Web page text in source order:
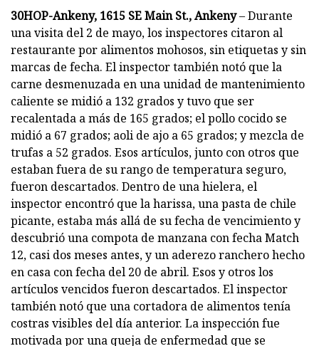
30HOP-Ankeny, 1615 SE Main St., Ankeny– Durante
una visita del 2 de mayo, los inspectores citaron al
restaurante por alimentos mohosos, sin etiquetas y sin
marcas de fecha. El inspector también notó que la
carne desmenuzada en una unidad de mantenimiento
caliente se midió a 132 grados y tuvo que ser
recalentada a más de 165 grados; el pollo cocido se
midió a 67 grados; aoli de ajo a 65 grados; y mezcla de
trufas a 52 grados. Esos artículos, junto con otros que
estaban fuera de su rango de temperatura seguro,
fueron descartados. Dentro de una hielera, el
inspector encontró que la harissa, una pasta de chile
picante, estaba más allá de su fecha de vencimiento y
descubrió una compota de manzana con fecha Match
12, casi dos meses antes, y un aderezo ranchero hecho
en casa con fecha del 20 de abril. Esos y otros los
artículos vencidos fueron descartados. El inspector
también notó que una cortadora de alimentos tenía
costras visibles del día anterior. La inspección fue
motivada por una queja de enfermedad que se